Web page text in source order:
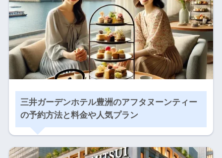
三井ガーデンホテル豊洲のアフタヌーンティー
の予約方法と料金や人気プラン